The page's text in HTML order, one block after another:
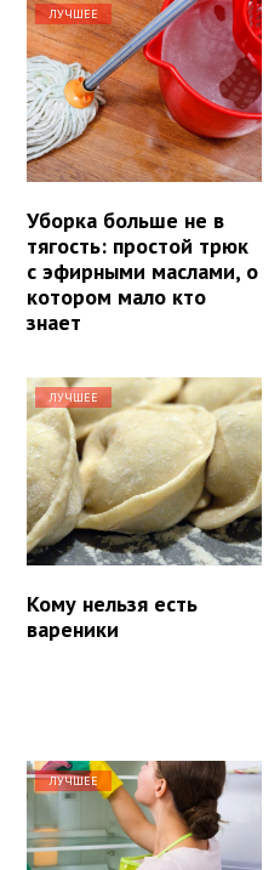
ЛУЧШЕЕ
Уборка больше не в
тягость: простой трюк
с эфирными маслами, о
котором мало кто
знает
ЛУЧШЕЕ
Кому нельзя есть
вареники
ЛУЧШЕЕ